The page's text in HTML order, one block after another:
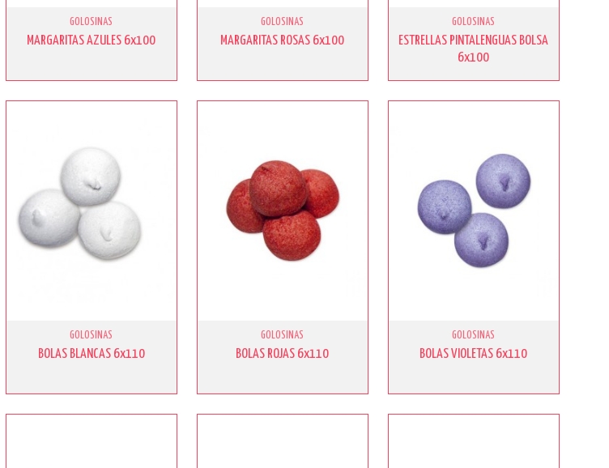
GOLOSINAS
MARGARITAS AZULES 6x100
GOLOSINAS
MARGARITAS ROSAS 6x100
GOLOSINAS
ESTRELLAS PINTALENGUAS BOLSA
6x100
GOLOSINAS
BOLAS BLANCAS 6x110
GOLOSINAS
BOLAS ROJAS 6x110
GOLOSINAS
BOLAS VIOLETAS 6x110